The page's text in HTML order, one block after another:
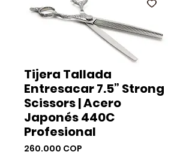
Tijera Tallada
Entresacar 7.5” Strong
Scissors | Acero
Japonés 440C
Profesional
260.000 COP